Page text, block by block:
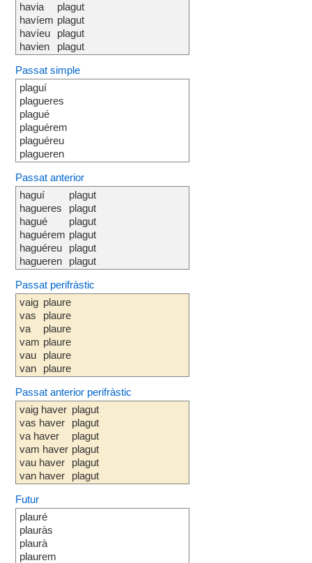
havia
havíem
havíeu
havien
plagut
plagut
plagut
plagut
Passat simple
plaguí
plagueres
plagué
plaguérem
plaguéreu
plagueren
Passat anterior
haguí
hagueres
hagué
haguérem
haguéreu
hagueren
plagut
plagut
plagut
plagut
plagut
plagut
Passat perifràstic
vaig
vas
va
vam
vau
van
plaure
plaure
plaure
plaure
plaure
plaure
Passat anterior perifràstic
vaig haver
vas haver
va haver
vam haver
vau haver
van haver
plagut
plagut
plagut
plagut
plagut
plagut
Futur
plauré
plauràs
plaurà
plaurem